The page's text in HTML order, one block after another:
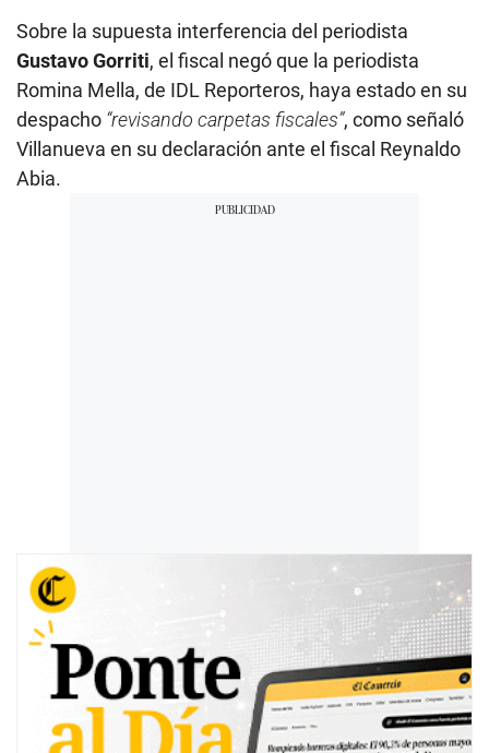
Sobre la supuesta interferencia del periodista
Gustavo Gorriti, el fiscal negó que la periodista
Romina Mella, de IDL Reporteros, haya estado en su
despacho “revisando carpetas fiscales”, como señaló
Villanueva en su declaración ante el fiscal Reynaldo
Abia.